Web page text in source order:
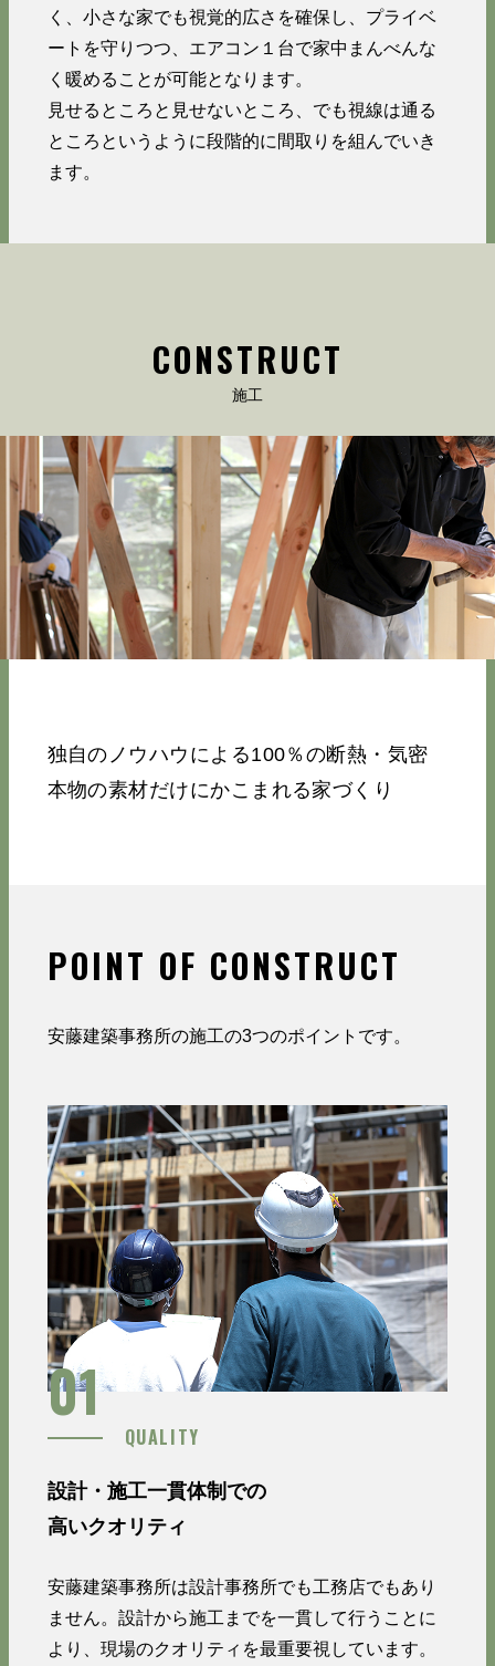
く、小さな家でも視覚的広さを確保し、プライベ
ートを守りつつ、エアコン１台で家中まんべんな
く暖めることが可能となります。
見せるところと見せないところ、でも視線は通る
ところというように段階的に間取りを組んでいき
ます。
CONSTRUCT
施工
独自のノウハウによる100％の断熱・気密
本物の素材だけにかこまれる家づくり
POINT OF CONSTRUCT
安藤建築事務所の施工の3つのポイントです。
01
QUALITY
設計・施工一貫体制での
高いクオリティ
安藤建築事務所は設計事務所でも工務店でもあり
ません。設計から施工までを一貫して行うことに
より、現場のクオリティを最重要視しています。